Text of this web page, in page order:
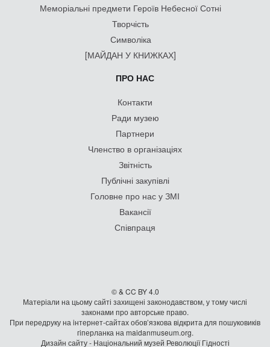
Меморіальні предмети Героїв Небесної Сотні
Творчість
Символіка
[МАЙДАН У КНИЖКАХ]
ПРО НАС
Контакти
Ради музею
Партнери
Членство в організаціях
Звітність
Публічні закупівлі
Головне про нас у ЗМІ
Вакансії
Співпраця
© & CC BY 4.0
Матеріали на цьому сайті захищені законодавством, у тому числі
законами про авторське право.
При передруку на iнтернет-сайтах обов’язкова відкрита для пошуковиків
гiперланка на maidanmuseum.org.
Дизайн сайту - Національний музей Революції Гідності